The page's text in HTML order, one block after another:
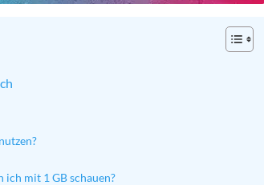
ich mit 1 GB schauen?